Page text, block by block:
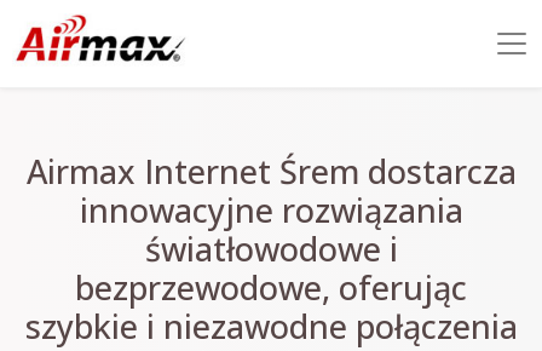
Airmax Internet Śrem dostarcza
innowacyjne rozwiązania
światłowodowe i
bezprzewodowe, oferując
szybkie i niezawodne połączenia